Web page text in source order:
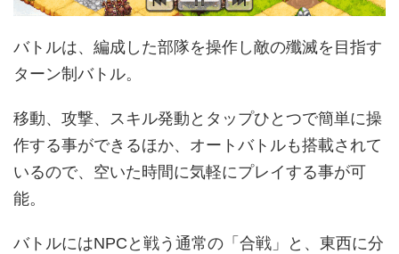
バトルは、編成した部隊を操作し敵の殲滅を目指す
ターン制バトル。
移動、攻撃、スキル発動とタップひとつで簡単に操
作する事ができるほか、オートバトルも搭載されて
いるので、空いた時間に気軽にプレイする事が可
能。
バトルにはNPCと戦う通常の「合戦」と、東西に分